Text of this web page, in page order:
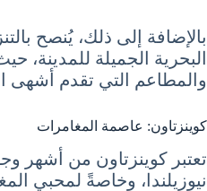
بالإضافة إلى ذلك، يُنصح
البحرية الجميلة للمدينة،
والمطاعم التي تقدم أشهى
كوينزتاون: عاصمة المغامرات
تعتبر كوينزتاون من أشهر
نيوزيلندا، وخاصةً لمحبي